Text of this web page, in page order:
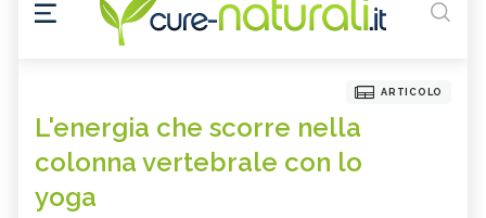
ARTICOLO
L'energia che scorre nella
colonna vertebrale con lo
yoga